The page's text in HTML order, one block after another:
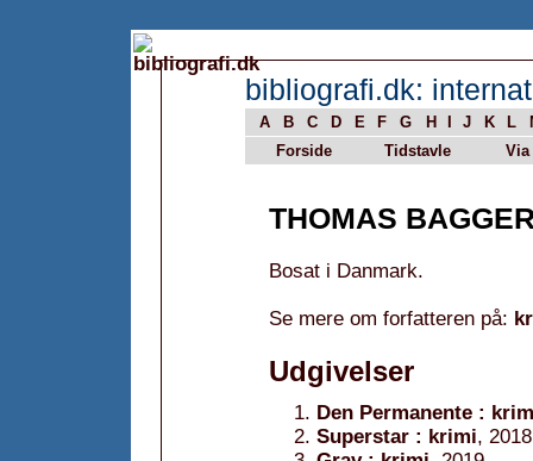
bibliografi.dk:
A B C D E F G H J K L
Forside
Tidstavle Via
THOMAS
Bosat i Danmark.
Se mere om forfatteren på:
Udgivelser
Den Permanente :
Superstar : krimi, 2018